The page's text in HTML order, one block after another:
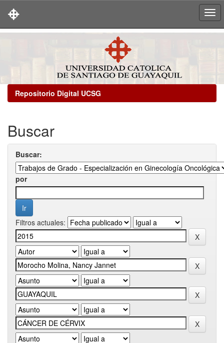
Repositorio Digital UCSG
Buscar
Buscar:
por
Filtros actuales: